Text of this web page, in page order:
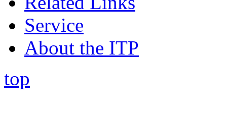
Service
About the ITP
top